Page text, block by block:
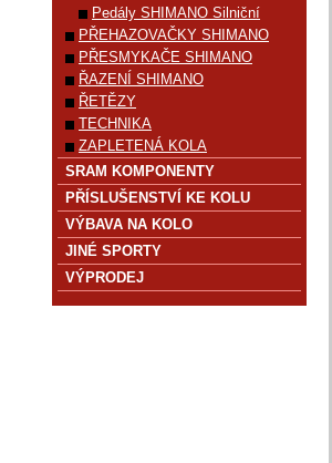
Pedály SHIMANO Silniční
PŘEHAZOVAČKY SHIMANO
PŘESMYKAČE SHIMANO
ŘAZENÍ SHIMANO
ŘETĚZY
TECHNIKA
ZAPLETENÁ KOLA
SRAM KOMPONENTY
PŘÍSLUŠENSTVÍ KE KOLU
VÝBAVA NA KOLO
JINÉ SPORTY
VÝPRODEJ